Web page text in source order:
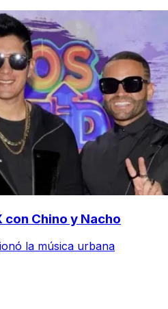
con Chino y Nacho
la música urbana